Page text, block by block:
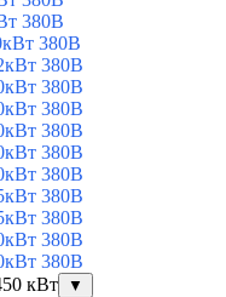
380В
380В
380В
380В
380В
380В
380В
380В
380В
380В
380В
380В
кВт
▼